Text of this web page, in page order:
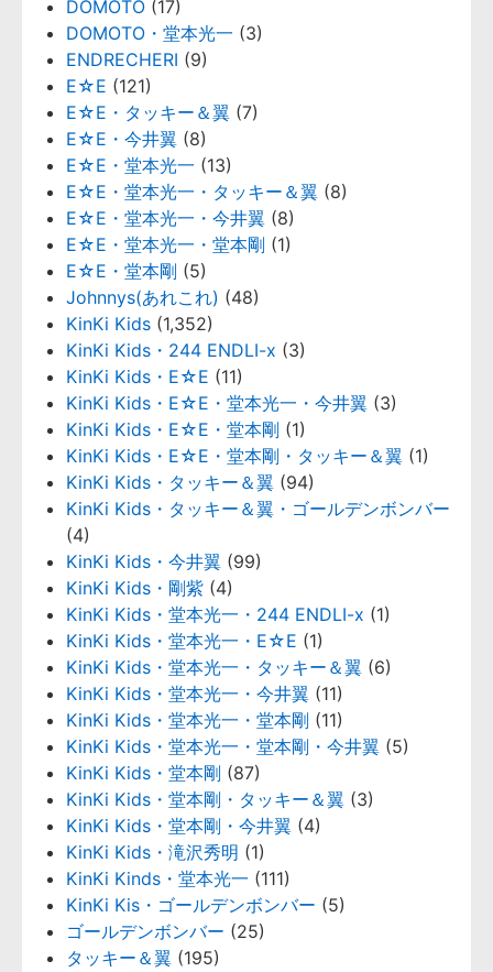
DOMOTO (17)
DOMOTO・堂本光一 (3)
ENDRECHERI (9)
E☆E (121)
E☆E・タッキー＆翼 (7)
E☆E・今井翼 (8)
E☆E・堂本光一 (13)
E☆E・堂本光一・タッキー＆翼 (8)
E☆E・堂本光一・今井翼 (8)
E☆E・堂本光一・堂本剛 (1)
E☆E・堂本剛 (5)
Johnnys(あれこれ) (48)
KinKi Kids (1,352)
KinKi Kids・244 ENDLI-x (3)
KinKi Kids・E☆E (11)
KinKi Kids・E☆E・堂本光一・今井翼 (3)
KinKi Kids・E☆E・堂本剛 (1)
KinKi Kids・E☆E・堂本剛・タッキー＆翼 (1)
KinKi Kids・タッキー＆翼 (94)
KinKi Kids・タッキー＆翼・ゴールデンボンバー
(4)
KinKi Kids・今井翼 (99)
KinKi Kids・剛紫 (4)
KinKi Kids・堂本光一・244 ENDLI-x (1)
KinKi Kids・堂本光一・E☆E (1)
KinKi Kids・堂本光一・タッキー＆翼 (6)
KinKi Kids・堂本光一・今井翼 (11)
KinKi Kids・堂本光一・堂本剛 (11)
KinKi Kids・堂本光一・堂本剛・今井翼 (5)
KinKi Kids・堂本剛 (87)
KinKi Kids・堂本剛・タッキー＆翼 (3)
KinKi Kids・堂本剛・今井翼 (4)
KinKi Kids・滝沢秀明 (1)
KinKi Kinds・堂本光一 (111)
KinKi Kis・ゴールデンボンバー (5)
ゴールデンボンバー (25)
タッキー＆翼 (195)